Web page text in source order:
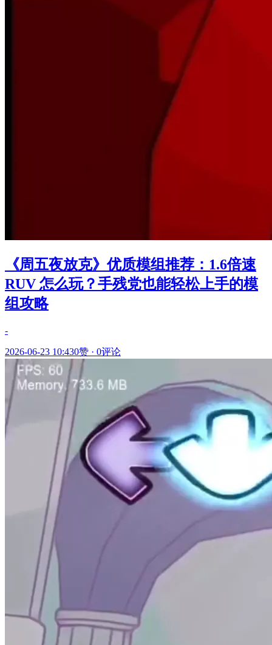
《周五夜放克》优质模组推荐：1.6倍速
RUV 怎么玩？手残党也能轻松上手的模
组攻略
-
2026-06-23 10:430赞 · 0评论